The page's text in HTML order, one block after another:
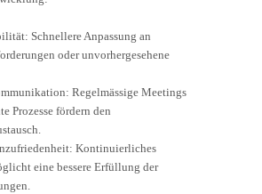
Schnellere Anpassung an
oder unvorhergesehene
Regelmässige Meetings
Prozesse fördern den
Kontinuierliches
eine bessere Erfüllung der